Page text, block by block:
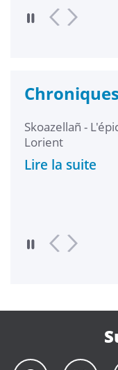
Chroniques
Skoazellañ -
Lorient
Lire la suite